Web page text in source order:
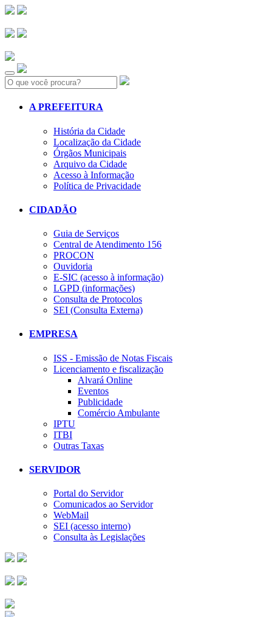
Search:
A PREFEITURA
História da Cidade
Localização da Cidade
Órgãos Municipais
Arquivo da Cidade
Acesso à Informação
Política de Privacidade
CIDADÃO
Guia de Serviços
Central de Atendimento 156
PROCON
Ouvidoria
E-SIC (acesso à informação)
LGPD (informações)
Consulta de Protocolos
SEI (Consulta Externa)
EMPRESA
ISS - Emissão de Notas Fiscais
Licenciamento e fiscalização
Alvará Online
Eventos
Publicidade
Comércio Ambulante
IPTU
ITBI
Outras Taxas
SERVIDOR
Portal do Servidor
Comunicados ao Servidor
WebMail
SEI (acesso interno)
Consulta às Legislações